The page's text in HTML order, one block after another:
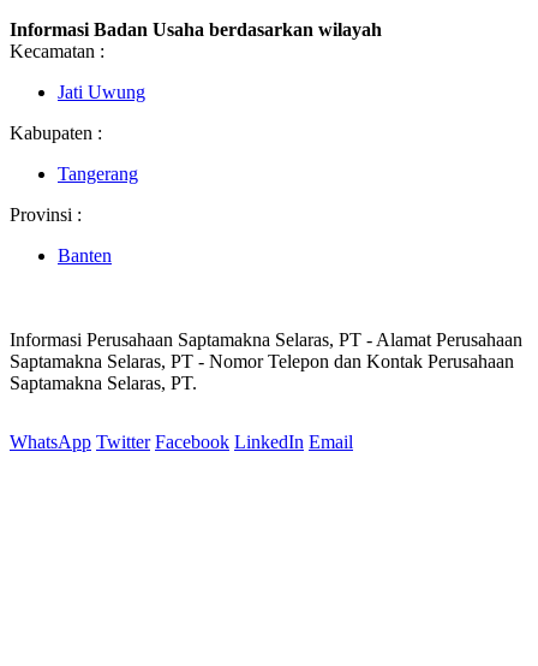
Informasi Badan Usaha berdasarkan wilayah
Kecamatan :
Jati Uwung
Kabupaten :
Tangerang
Provinsi :
Banten
Informasi Perusahaan Saptamakna Selaras, PT - Alamat Perusahaan
Saptamakna Selaras, PT - Nomor Telepon dan Kontak Perusahaan
Saptamakna Selaras, PT.
WhatsApp Twitter Facebook LinkedIn Email